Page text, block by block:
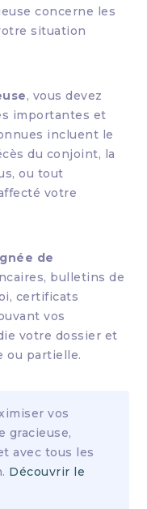
concerne les
situation
, vous devez
importantes et
incluent le
du conjoint, la
ou tout
votre
de
bulletins de
certificats
vos
votre dossier et
ou partielle.
vos
gracieuse,
avec tous les
Découvrir le